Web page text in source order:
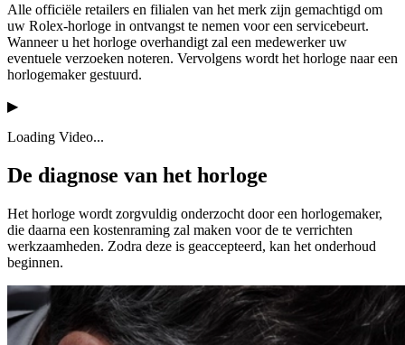
Alle officiële retailers en filialen van het merk zijn gemachtigd om
uw Rolex-horloge in ontvangst te nemen voor een servicebeurt.
Wanneer u het horloge overhandigt zal een medewerker uw
eventuele verzoeken noteren. Vervolgens wordt het horloge naar een
horlogemaker gestuurd.
▶
Loading Video...
De diagnose van het horloge
Het horloge wordt zorgvuldig onderzocht door een horlogemaker,
die daarna een kostenraming zal maken voor de te verrichten
werkzaamheden. Zodra deze is geaccepteerd, kan het onderhoud
beginnen.